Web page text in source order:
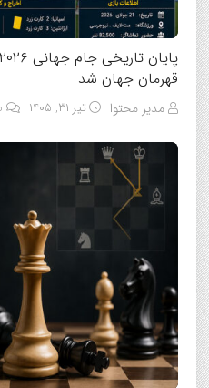
قهرمان جهان شد
مدیر محتوا تیر ۳۱, ۱۴۰۵